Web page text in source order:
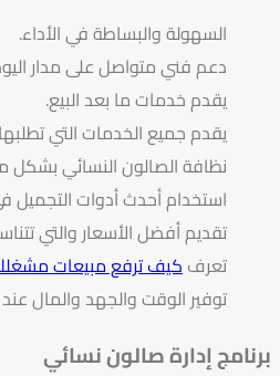
السهولة والبساطة في الأداء.
دعم فني متواصل على مدار
يقدم خدمات ما بعد البيع.
يقدم جميع الخدمات التي
نظافة الصالون النسائي بشكل
استخدام أحدث أدوات التجميل
تقديم أفضل الأسعار والتي
تعرفكيف ترفع مبيعات
توفير الوقت والجهد والمال
برنامج إدارة صالون نسائي